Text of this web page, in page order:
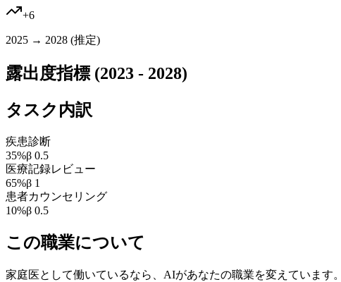
+6
2025 → 2028 (推定)
露出度指標 (2023 - 2028)
タスク内訳
疾患診断
35%β 0.5
医療記録レビュー
65%β 1
患者カウンセリング
10%β 0.5
この職業について
家庭医として働いているなら、AIがあなたの職業を変えています